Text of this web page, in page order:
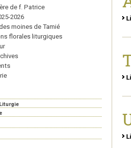
de f. Patrice
2026
moines de Tamié
florales liturgiques